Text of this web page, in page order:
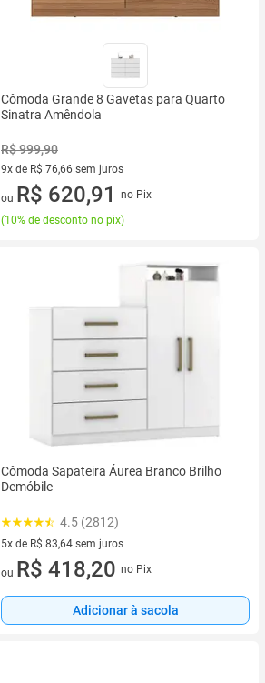
Cômoda Grande 8 Gavetas para Quarto
Sinatra Amêndola
R$ 999,90
9x de R$ 76,66 sem juros
9 vez de R$ 76,66 sem juros
ou R$ 620,91
no Pix
(10% de desconto no pix)
Cômoda Sapateira Áurea Branco Brilho
Demóbile
4.5 (2812)
5x de R$ 83,64 sem juros
5 vez de R$ 83,64 sem juros
ou R$ 418,20 no Pix
Adicionar à sacola